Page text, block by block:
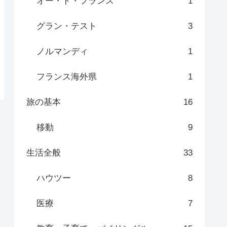
グラン・テスト 3
ノルマンディ 1
フランス海外県 1
旅の基本 16
移動 9
生活全般 33
ハウツー 8
医療 7